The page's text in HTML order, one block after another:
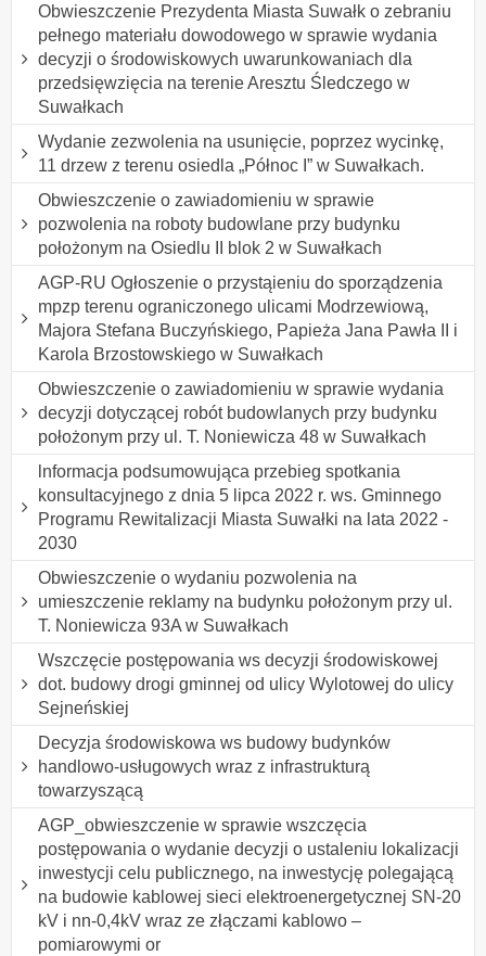
Obwieszczenie Prezydenta Miasta Suwałk o zebraniu
pełnego materiału dowodowego w sprawie wydania
decyzji o środowiskowych uwarunkowaniach dla
przedsięwzięcia na terenie Aresztu Śledczego w
Suwałkach
Wydanie zezwolenia na usunięcie, poprzez wycinkę,
11 drzew z terenu osiedla „Północ I” w Suwałkach.
Obwieszczenie o zawiadomieniu w sprawie
pozwolenia na roboty budowlane przy budynku
położonym na Osiedlu II blok 2 w Suwałkach
AGP-RU Ogłoszenie o przystąieniu do sporządzenia
mpzp terenu ograniczonego ulicami Modrzewiową,
Majora Stefana Buczyńskiego, Papieża Jana Pawła II i
Karola Brzostowskiego w Suwałkach
Obwieszczenie o zawiadomieniu w sprawie wydania
decyzji dotyczącej robót budowlanych przy budynku
położonym przy ul. T. Noniewicza 48 w Suwałkach
lnformacja podsumowująca przebieg spotkania
konsultacyjnego z dnia 5 lipca 2022 r. ws. Gminnego
Programu Rewitalizacji Miasta Suwałki na lata 2022 -
2030
Obwieszczenie o wydaniu pozwolenia na
umieszczenie reklamy na budynku położonym przy ul.
T. Noniewicza 93A w Suwałkach
Wszczęcie postępowania ws decyzji środowiskowej
dot. budowy drogi gminnej od ulicy Wylotowej do ulicy
Sejneńskiej
Decyzja środowiskowa ws budowy budynków
handlowo-usługowych wraz z infrastrukturą
towarzyszącą
AGP_obwieszczenie w sprawie wszczęcia
postępowania o wydanie decyzji o ustaleniu lokalizacji
inwestycji celu publicznego, na inwestycję polegającą
na budowie kablowej sieci elektroenergetycznej SN-20
kV i nn-0,4kV wraz ze złączami kablowo –
pomiarowymi or